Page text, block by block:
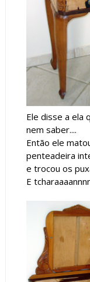
Ele disse a ela
nem saber....
Então ele
penteadeira
e trocou os
E